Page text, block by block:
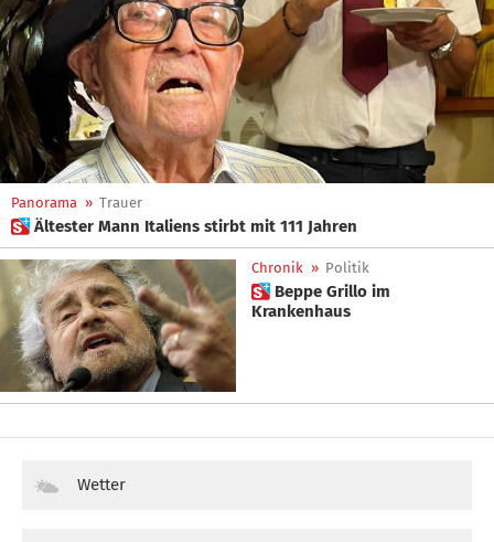
Panorama » Trauer
 Ältester Mann Italiens stirbt mit 111 Jahren
Chronik » Politik
 Beppe Grillo im
Krankenhaus
Wetter